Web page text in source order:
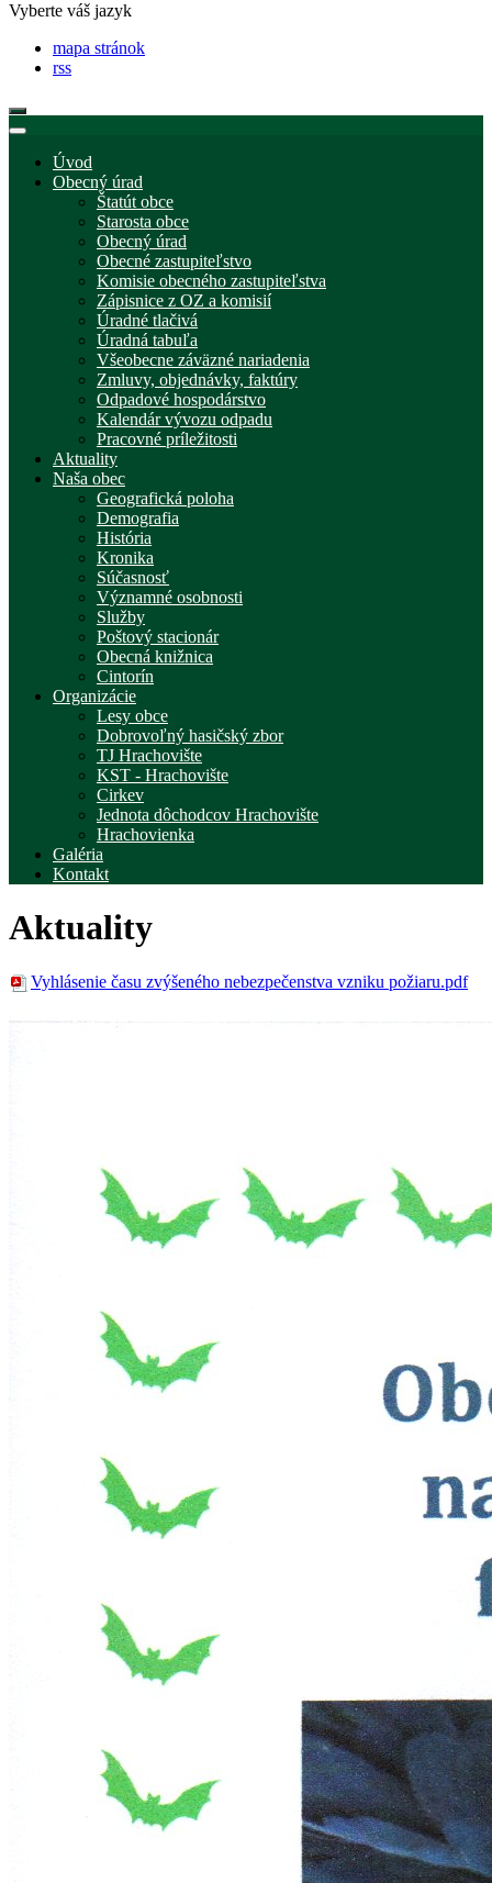
Vyberte váš jazyk
mapa stránok
rss
Úvod
Obecný úrad
Štatút obce
Starosta obce
Obecný úrad
Obecné zastupiteľstvo
Komisie obecného zastupiteľstva
Zápisnice z OZ a komisií
Úradné tlačivá
Úradná tabuľa
Všeobecne záväzné nariadenia
Zmluvy, objednávky, faktúry
Odpadové hospodárstvo
Kalendár vývozu odpadu
Pracovné príležitosti
Aktuality
Naša obec
Geografická poloha
Demografia
História
Kronika
Súčasnosť
Významné osobnosti
Služby
Poštový stacionár
Obecná knižnica
Cintorín
Organizácie
Lesy obce
Dobrovoľný hasičský zbor
TJ Hrachovište
KST - Hrachovište
Cirkev
Jednota dôchodcov Hrachovište
Hrachovienka
Galéria
Kontakt
Aktuality
Vyhlásenie času zvýšeného nebezpečenstva vzniku požiaru.pdf